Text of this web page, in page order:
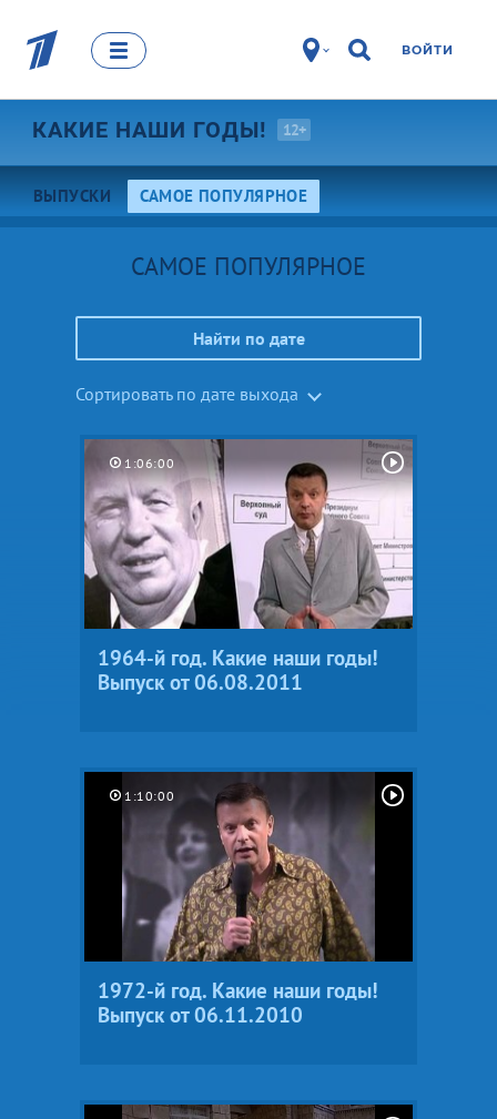
ВОЙТИ
КАКИЕ НАШИ ГОДЫ! 12+
ВЫПУСКИ САМОЕ ПОПУЛЯРНОЕ
САМОЕ ПОПУЛЯРНОЕ
Найти по дате
Сортировать по дате выхода
1:06:00
1964-й год. Какие наши годы!
Выпуск от 06.08.2011
1:10:00
1972-й год. Какие наши годы!
Выпуск от 06.11.2010